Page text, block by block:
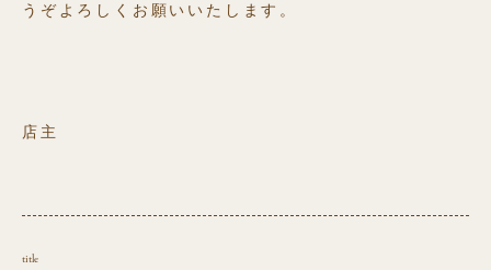
うぞよろしくお願いいたします。
店主
title